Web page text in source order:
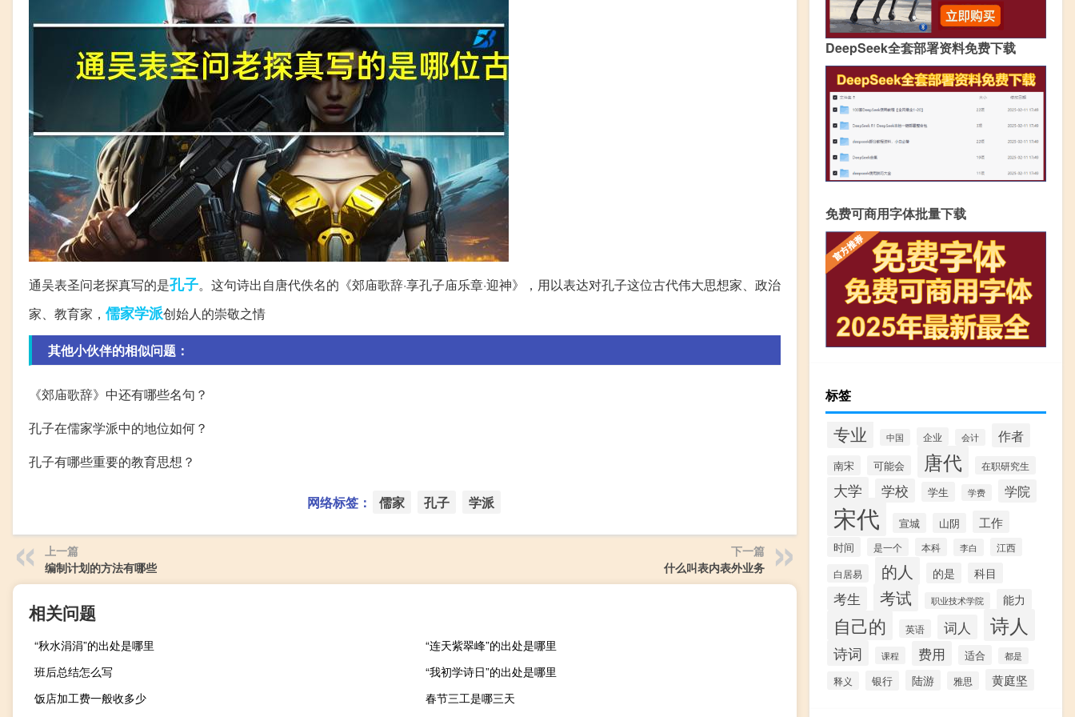
通吴表圣问老探真写的是孔子。这句诗出自唐代佚名的《郊庙歌辞·享孔子庙乐章·迎神》，用以表达对孔子这位古代伟大思想家、政治
家、教育家， 儒家学派创始人的崇敬之情
其他小伙伴的相似问题：
《郊庙歌辞》中还有哪些名句？
孔子在儒家学派中的地位如何？
孔子有哪些重要的教育思想？
网络标签： 儒家 孔子 学派
上一篇
编制计划的方法有哪些
下一篇
什么叫表内表外业务
相关问题
“秋水涓涓”的出处是哪里
“连天紫翠峰”的出处是哪里
班后总结怎么写
“我初学诗日”的出处是哪里
饭店加工费一般收多少
春节三工是哪三天
DeepSeek全套部署资料免费下载
免费可商用字体批量下载
标签
专业 中国 企业 会计 作者
南宋 可能会 唐代 在职研究生
大学 学校 学生 学费 学院
宋代 宣城 山阴 工作
时间 是一个 本科 李白
江西
白居易
的人 的是 科目
考生 考试 职业技术学院 能力
自己的 英语 词人 诗人
诗词 课程 费用 适合 都是
释义 银行 陆游 雅思 黄庭坚